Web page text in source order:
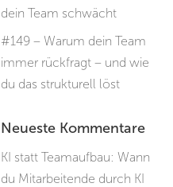
dein Team schwächt
#149 – Warum dein Team
immer rückfragt – und wie
du das strukturell löst
Neueste Kommentare
KI statt Teamaufbau: Wann
du Mitarbeitende durch KI